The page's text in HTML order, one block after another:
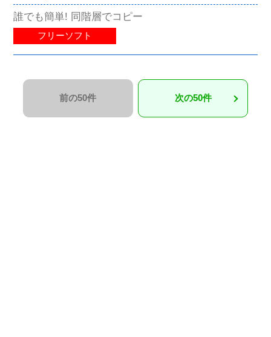
誰でも簡単! 同階層でコピー
フリーソフト
前の50件 次の50件